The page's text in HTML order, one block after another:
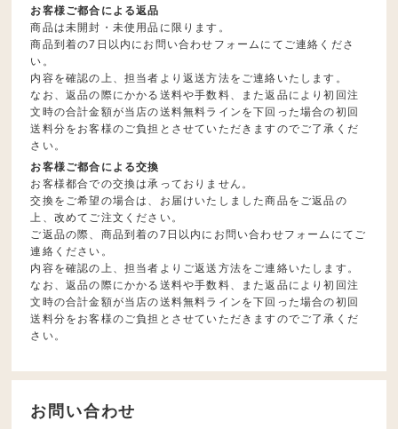
お客様ご都合による返品
商品は未開封・未使用品に限ります。
商品到着の7日以内にお問い合わせフォームにてご連絡くださ
い。
内容を確認の上、担当者より返送方法をご連絡いたします。
なお、返品の際にかかる送料や手数料、また返品により初回注
文時の合計金額が当店の送料無料ラインを下回った場合の初回
送料分をお客様のご負担とさせていただきますのでご了承くだ
さい。
お客様ご都合による交換
お客様都合での交換は承っておりません。
交換をご希望の場合は、お届けいたしました商品をご返品の
上、改めてご注文ください。
ご返品の際、商品到着の7日以内にお問い合わせフォームにてご
連絡ください。
内容を確認の上、担当者よりご返送方法をご連絡いたします。
なお、返品の際にかかる送料や手数料、また返品により初回注
文時の合計金額が当店の送料無料ラインを下回った場合の初回
送料分をお客様のご負担とさせていただきますのでご了承くだ
さい。
お問い合わせ